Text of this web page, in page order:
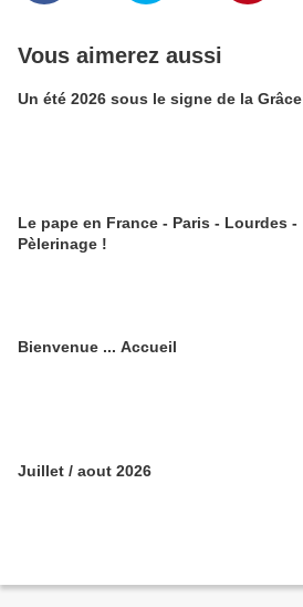
Vous aimerez aussi
Un été 2026 sous le signe de la Grâce
Le pape en France - Paris - Lourdes -
Pèlerinage !
Bienvenue ... Accueil
Juillet / aout 2026